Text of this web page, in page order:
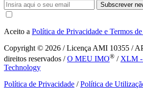
Subscrever
Aceito a Política de Privacidade e Termos
Copyright © 2026 / Licença AMI 10355 /
direitos reservados /O MEU IMO® / XLM -
Technology
Política de Privacidade /Política de